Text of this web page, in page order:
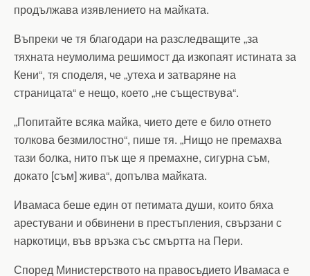
продължава изявлението на майката.
Въпреки че тя благодари на разследващите „за
тяхната неумолима решимост да изкопаят истината за
Кени“, тя споделя, че „утеха и затваряне на
страницата“ е нещо, което „не съществува“.
„Попитайте всяка майка, чието дете е било отнето
толкова безмилостно“, пише тя. „Нищо не премахва
тази болка, нито пък ще я премахне, сигурна съм,
докато [съм] жива“, допълва майката.
Ивамаса беше един от петимата души, които бяха
арестувани и обвинени в престъпления, свързани с
наркотици, във връзка със смъртта на Пери.
Според Министерството на правосъдието Ивамаса е